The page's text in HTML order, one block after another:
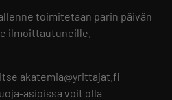
toimitetaan parin päivän
ilmoittautuneille.
akatemia@yrittajat.fi
asioissa voit olla